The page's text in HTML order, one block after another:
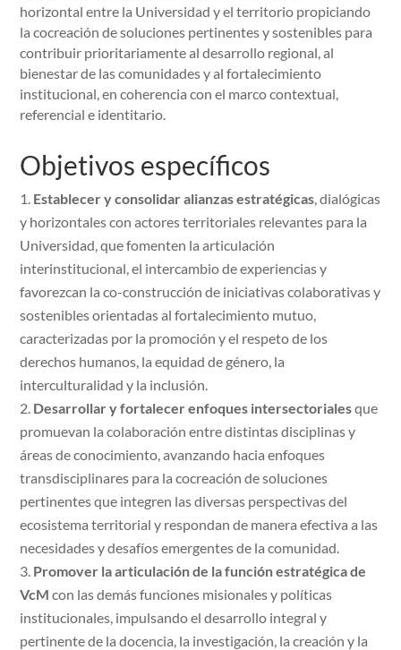
horizontal entre la Universidad y el territorio propiciando
la cocreación de soluciones pertinentes y sostenibles para
contribuir prioritariamente al desarrollo regional, al
bienestar de las comunidades y al fortalecimiento
institucional, en coherencia con el marco contextual,
referencial e identitario.
Objetivos específicos
Establecer y consolidar alianzas estratégicas , dialógicas
y horizontales con actores territoriales relevantes para la
Universidad, que fomenten la articulación
interinstitucional, el intercambio de experiencias y
favorezcan la co-construcción de iniciativas colaborativas y
sostenibles orientadas al fortalecimiento mutuo,
caracterizadas por la promoción y el respeto de los
derechos humanos, la equidad de género, la
interculturalidad y la inclusión.
Desarrollar y fortalecer enfoques intersectorialesque
promuevan la colaboración entre distintas disciplinas y
áreas de conocimiento, avanzando hacia enfoques
transdisciplinares para la cocreación de soluciones
pertinentes que integren las diversas perspectivas del
ecosistema territorial y respondan de manera efectiva a las
necesidades y desafíos emergentes de la comunidad.
Promover la articulación de la función estratégica de
VcM con las demás funciones misionales y políticas
institucionales, impulsando el desarrollo integral y
pertinente de la docencia, la investigación, la creación y la